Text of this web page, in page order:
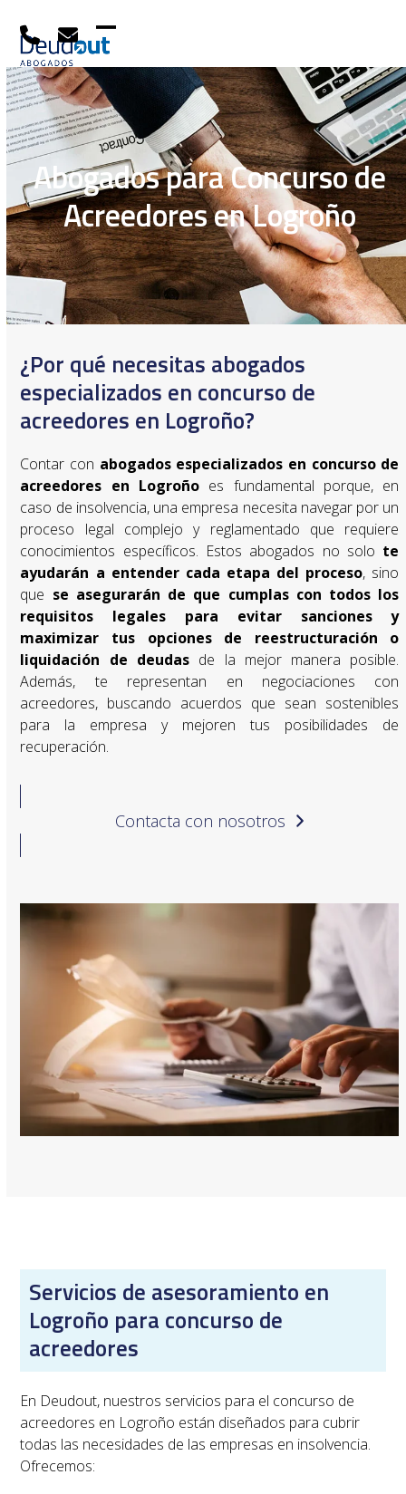
content
Open
mobile
menu
Close
mobile
menu
Abogados para Concurso de
Acreedores en Logroño
¿Por qué necesitas abogados
especializados en concurso de
acreedores en Logroño?
Contar con abogados especializados en concurso de
acreedores en Logroño es fundamental porque, en
caso de insolvencia, una empresa necesita navegar por un
proceso legal complejo y reglamentado que requiere
conocimientos específicos. Estos abogados no solo te
ayudarán a entender cada etapa del proceso, sino
que se asegurarán de que cumplas con todos los
requisitos legales para evitar sanciones y
maximizar tus opciones de reestructuración o
liquidación de deudasde la mejor manera posible.
Además, te representan en negociaciones con
acreedores, buscando acuerdos que sean sostenibles
para la empresa y mejoren tus posibilidades de
recuperación.
Contacta con nosotros
Servicios de asesoramiento en
Logroño para concurso de
acreedores
En Deudout, nuestros servicios para el concurso de
acreedores en Logroño están diseñados para cubrir
todas las necesidades de las empresas en insolvencia.
Ofrecemos: